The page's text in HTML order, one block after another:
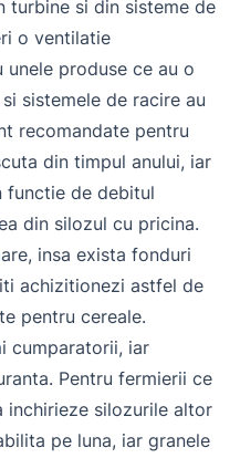
turbine si din sisteme de
o ventilatie
unele produse ce au o
sistemele de racire au
recomandate pentru
din timpul anului, iar
functie de debitul
din silozul cu pricina.
insa exista fonduri
achizitionezi astfel de
pentru cereale.
cumparatorii, iar
Pentru fermierii ce
inchirieze silozurile altor
pe luna, iar granele